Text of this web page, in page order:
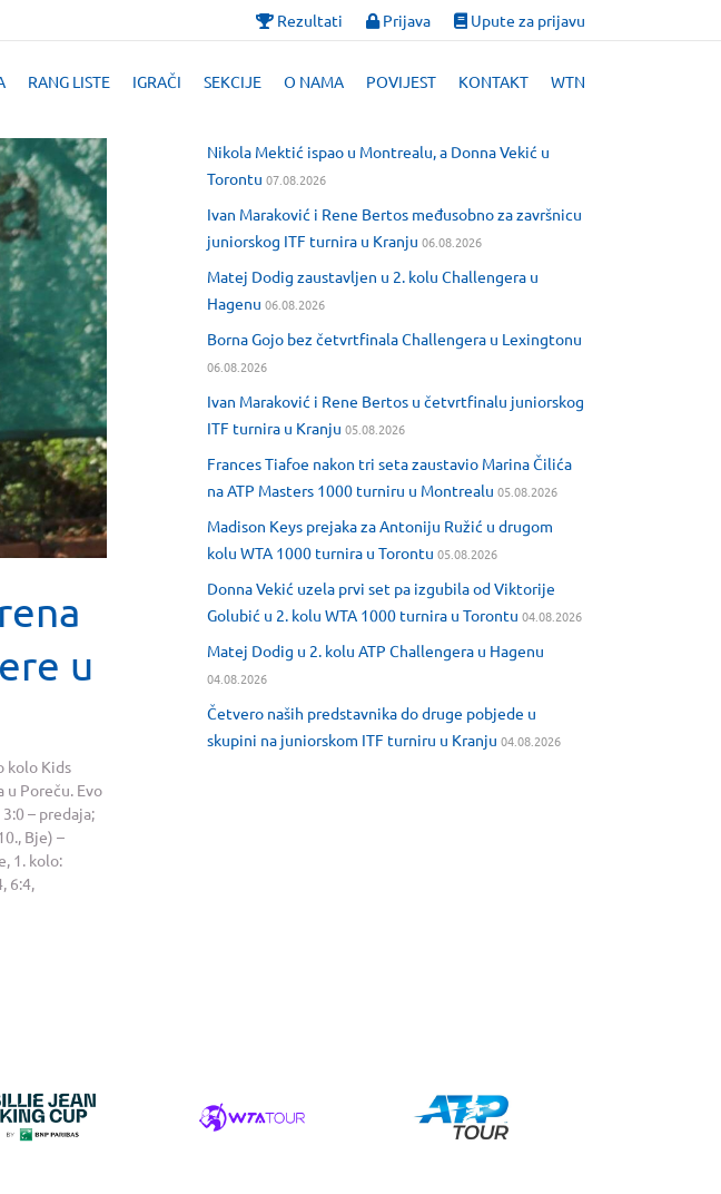
Rezultati Prijava Upute za prijavu
RANG LISTE IGRAČI SEKCIJE O NAMA POVIJEST KONTAKT WTN
u
kolo Kids
u Poreču. Evo
– predaja;
Bje) –
1. kolo:
6:4,
Nikola Mektić ispao u Montrealu, a Donna Vekić u
Torontu 07.08.2026
Ivan Maraković i Rene Bertos međusobno za završnicu
juniorskog ITF turnira u Kranju 06.08.2026
Matej Dodig zaustavljen u 2. kolu Challengera u
Hagenu 06.08.2026
Borna Gojo bez četvrtfinala Challengera u Lexingtonu
06.08.2026
Ivan Maraković i Rene Bertos u četvrtfinalu juniorskog
ITF turnira u Kranju 05.08.2026
Frances Tiafoe nakon tri seta zaustavio Marina Čilića
na ATP Masters 1000 turniru u Montrealu 05.08.2026
Madison Keys prejaka za Antoniju Ružić u drugom
kolu WTA 1000 turnira u Torontu 05.08.2026
Donna Vekić uzela prvi set pa izgubila od Viktorije
Golubić u 2. kolu WTA 1000 turnira u Torontu 04.08.2026
Matej Dodig u 2. kolu ATP Challengera u Hagenu
04.08.2026
Četvero naših predstavnika do druge pobjede u
skupini na juniorskom ITF turniru u Kranju 04.08.2026